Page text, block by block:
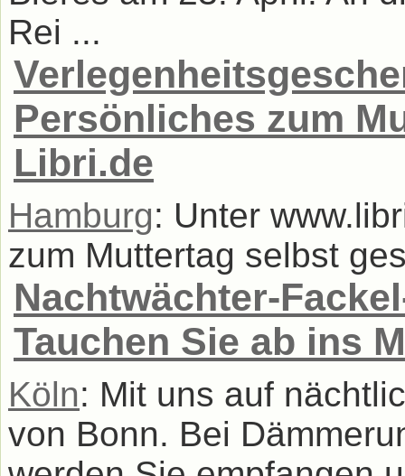
Rei ...
Persönliches zum
Libri.de
Hamburg: Unter
zum Muttertag selbst
Nachtwächter-
Tauchen Sie ab ins
Köln: Mit uns auf
von Bonn. Bei